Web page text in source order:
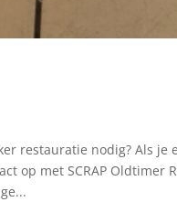
restauratie nodig? Als
op met SCRAP